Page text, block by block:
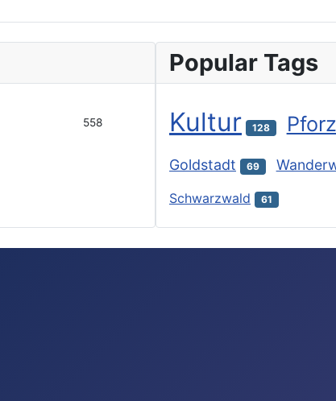
558
Popular Tags
Kultur 128
Goldstadt 69
Schwarzwald 61